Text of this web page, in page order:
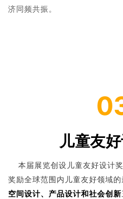
济同频共振。
儿童友
本届展览创设儿童友好设计
奖励全球范围内儿童友好领域
空间设计、产品设计和社会创新